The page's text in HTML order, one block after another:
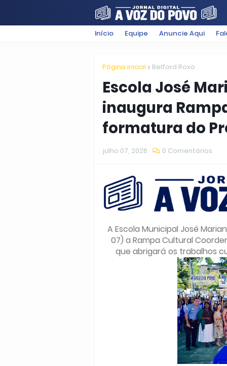
FILMES POLÍTICA
Início Equipe Anuncie Aqui
Página inicial Belford Roxo
Escola José
inaugura
formatura do
julho 07, 2026 0 Comentários
A Escola Municipal José
07) a Rampa Cultural
que abrigará os trabalhos